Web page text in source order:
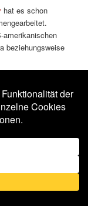
hat es schon
amerikanischen
beziehungsweise
7. August